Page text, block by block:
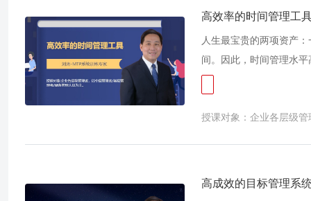
使命则在很大程度上取
给予他某些法定地位与
果管理者对自己的角色
气。决策层批评管理者
处在这样的困境中，经
一定要很清楚自己所扮
清晰角色定位，能帮助
高效率的时间管理工
人生最宝贵的两项资产
间。因此，时间管理水
排利用时间的人，时间
议、应酬应接不暇，从
管理并不是要把所有事
授课对象：企业各层级
高成效的目标管理系